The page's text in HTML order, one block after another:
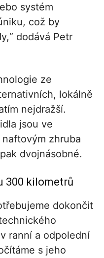
systém
což by
dodává Petr
ze
lokálně
nejdražší.
jsou ve
zhruba
dvojnásobné.
300 kilometrů
dokončit
ranní a odpolední
s jeho